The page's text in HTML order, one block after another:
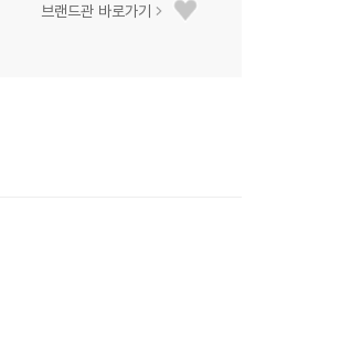
브랜드관 바로가기